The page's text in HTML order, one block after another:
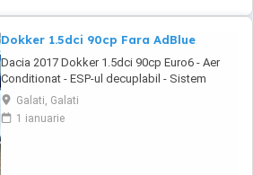
Dokker 1.5dci 90cp Fara AdBlue
Dacia 2017 Dokker 1.5dci 90cp Euro6 - Aer
Conditionat - ESP-ul decuplabil - Sistem
Start&Stop - Centralizata 2 chei - Functie Eco-
Mode - Geamuri electrice - Oglinzile incalzite -
Radio MP3 original - Bluetooth pt. telefon -
Galati, Galati
1 ianuarie